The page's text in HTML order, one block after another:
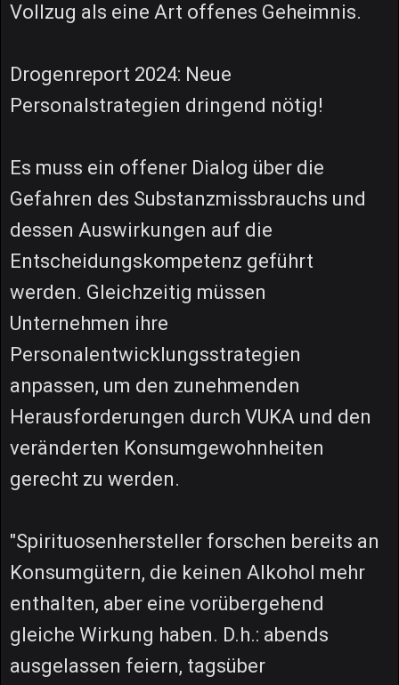
Vollzug als eine Art offenes Geheimnis.
Drogenreport 2024: Neue
Personalstrategien dringend nötig!
Es muss ein offener Dialog über die
Gefahren des Substanzmissbrauchs und
dessen Auswirkungen auf die
Entscheidungskompetenz geführt
werden. Gleichzeitig müssen
Unternehmen ihre
Personalentwicklungsstrategien
anpassen, um den zunehmenden
Herausforderungen durch VUKA und den
veränderten Konsumgewohnheiten
gerecht zu werden.
"Spirituosenhersteller forschen bereits an
Konsumgütern, die keinen Alkohol mehr
enthalten, aber eine vorübergehend
gleiche Wirkung haben. D.h.: abends
ausgelassen feiern, tagsüber